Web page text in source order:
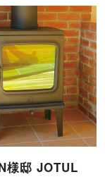
様邸 JOTUL